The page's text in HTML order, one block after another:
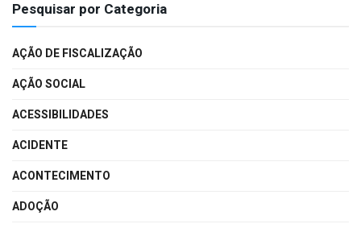
Pesquisar por Categoria
AÇÃO DE FISCALIZAÇÃO
AÇÃO SOCIAL
ACESSIBILIDADES
ACIDENTE
ACONTECIMENTO
ADOÇÃO